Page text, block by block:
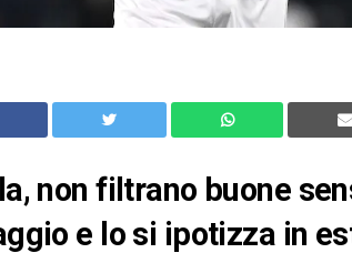
non filtrano buone
e lo si ipotizza in